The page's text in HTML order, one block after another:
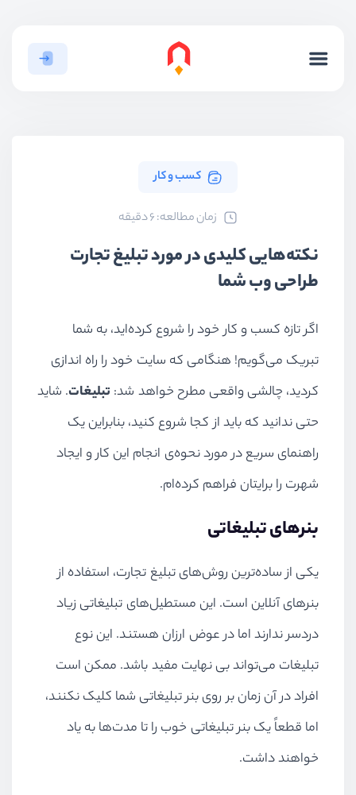
کسب و کار
ﺯﻣﺎﻥ ﻣﻄﺎﻟﻌﻪ: 6 دقیقه
نکته‌هایی کلیدی در مورد تبلیغ تجارت
طراحی وب شما
اگر تازه کسب و کار خود را شروع کرده‌اید، به شما
تبریک می‌گویم! هنگامی که سایت خود را راه اندازی
کردید، چالشی واقعی مطرح خواهد شد: تبلیغات. شاید
حتی ندانید که باید از کجا شروع کنید، بنابراین یک
راهنمای سریع در مورد نحوه‌ی انجام این کار و ایجاد
شهرت را برایتان فراهم کرده‌ام.
بنرهای تبلیغاتی
یکی از ساده‌ترین روش‌های تبلیغ تجارت، استفاده از
بنرهای آنلاین است. این مستطیل‌های تبلیغاتی زیاد
دردسر ندارند اما در عوض ارزان هستند. این نوع
تبلیغات می‌تواند بی نهایت مفید باشد. ممکن است
افراد در آن زمان بر روی بنر تبلیغاتی شما کلیک نکنند،
اما قطعاً یک بنر تبلیغاتی خوب را تا مدت‌ها به یاد
خواهند داشت.